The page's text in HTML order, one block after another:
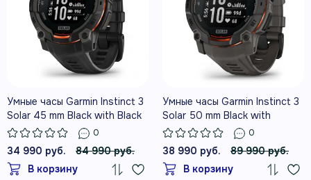
Умные часы Garmin Instinct 3
Solar 45 mm Black with Black
Band
0
34 990 руб.
84 990 руб.
В корзину
Умные часы Garmin Instinct 3
Solar 50 mm Black with
Charcoal Band
0
38 990 руб.
89 990 руб.
В корзину